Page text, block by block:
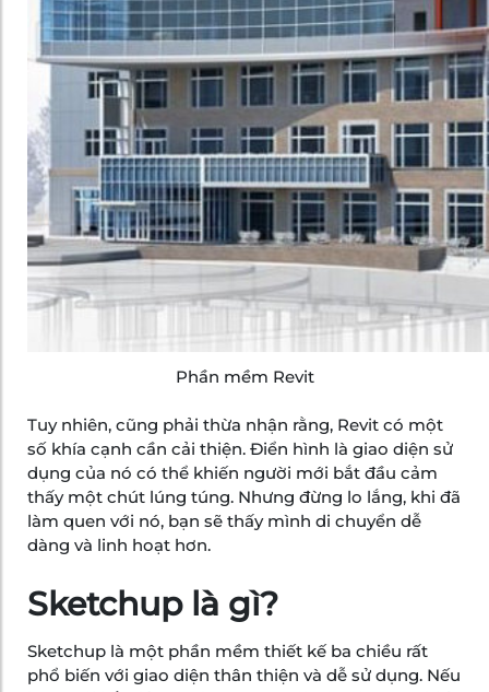
Phần mềm Revit
Tuy nhiên, cũng phải thừa nhận rằng, Revit có một
số khía cạnh cần cải thiện. Điển hình là giao diện sử
dụng của nó có thể khiến người mới bắt đầu cảm
thấy một chút lúng túng. Nhưng đừng lo lắng, khi đã
làm quen với nó, bạn sẽ thấy mình di chuyển dễ
dàng và linh hoạt hơn.
Sketchup là gì?
Sketchup là một phần mềm thiết kế ba chiều rất
phổ biến với giao diện thân thiện và dễ sử dụng. Nếu